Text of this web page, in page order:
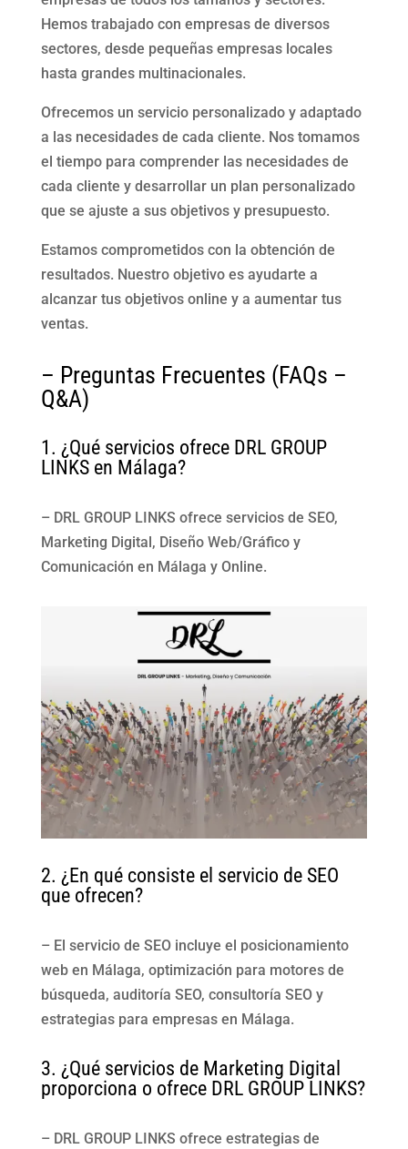
Hemos trabajado con empresas de diversos
sectores, desde pequeñas empresas locales
hasta grandes multinacionales.
Ofrecemos un servicio personalizado y adaptado
a las necesidades de cada cliente. Nos tomamos
el tiempo para comprender las necesidades de
cada cliente y desarrollar un plan personalizado
que se ajuste a sus objetivos y presupuesto.
Estamos comprometidos con la obtención de
resultados. Nuestro objetivo es ayudarte a
alcanzar tus objetivos online y a aumentar tus
ventas.
– Preguntas Frecuentes (FAQs –
Q&A)
1. ¿Qué servicios ofrece DRL GROUP
LINKS en Málaga?
– DRL GROUP LINKS ofrece servicios de SEO,
Marketing Digital, Diseño Web/Gráfico y
Comunicación en Málaga y Online.
2. ¿En qué consiste el servicio de SEO
que ofrecen?
– El servicio de SEO incluye el posicionamiento
web en Málaga, optimización para motores de
búsqueda, auditoría SEO, consultoría SEO y
estrategias para empresas en Málaga.
3. ¿Qué servicios de Marketing Digital
proporciona o ofrece DRL GROUP LINKS?
– DRL GROUP LINKS ofrece estrategias de